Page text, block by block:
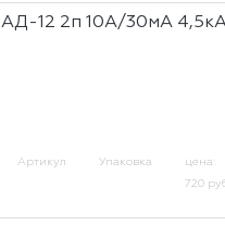
АД-12 2п 10А/30мА
Артикул Упаковка
цена:
720